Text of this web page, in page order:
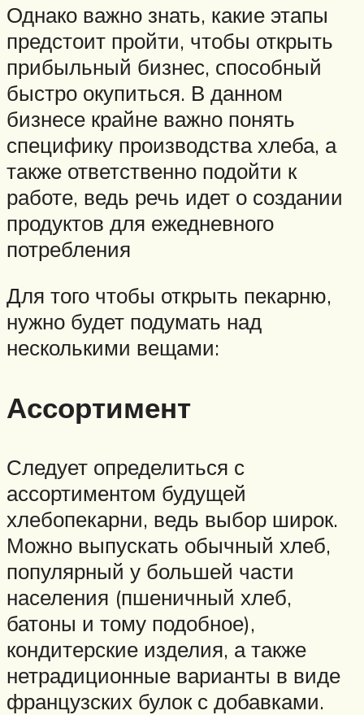
Однако важно знать, какие этапы
предстоит пройти, чтобы открыть
прибыльный бизнес, способный
быстро окупиться. В данном
бизнесе крайне важно понять
специфику производства хлеба, а
также ответственно подойти к
работе, ведь речь идет о создании
продуктов для ежедневного
потребления
Для того чтобы открыть пекарню,
нужно будет подумать над
несколькими вещами:
Ассортимент
Следует определиться с
ассортиментом будущей
хлебопекарни, ведь выбор широк.
Можно выпускать обычный хлеб,
популярный у большей части
населения (пшеничный хлеб,
батоны и тому подобное),
кондитерские изделия, а также
нетрадиционные варианты в виде
французских булок с добавками.